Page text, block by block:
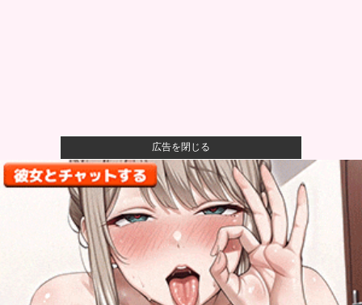
【画像】かつて天下を獲っていたYouTuberの現在ｗｗ
【速報】熊本イオンモール、爆発の原因は『これ』の
可能性
広告を閉じる